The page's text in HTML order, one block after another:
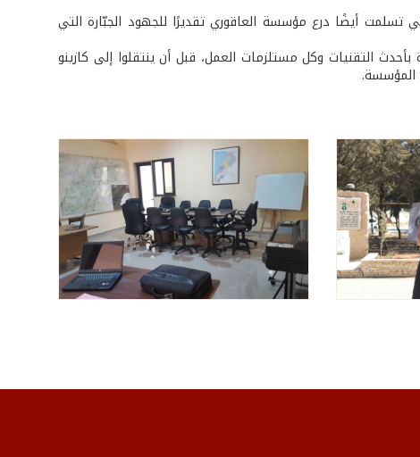
أيضًا درع مؤسسة العاقوري تقديرًا للجهود الجبّارة التي
بأحدث التقنيات وكل مستلزمات العمل، قبل أن ينتقلوا إلى كازينو
المؤسسة.